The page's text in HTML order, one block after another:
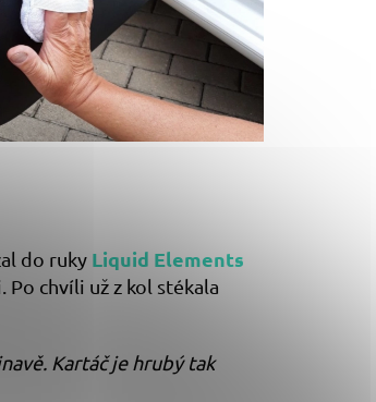
do ruky Liquid Elements
Po chvíli už z kol stékala
Kartáč je hrubý tak